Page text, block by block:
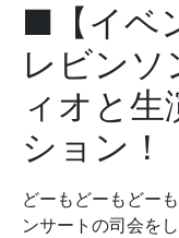
■【イベ
レビンソ
ィオと
ション！
どーもどーもどー
ンサートの司会を